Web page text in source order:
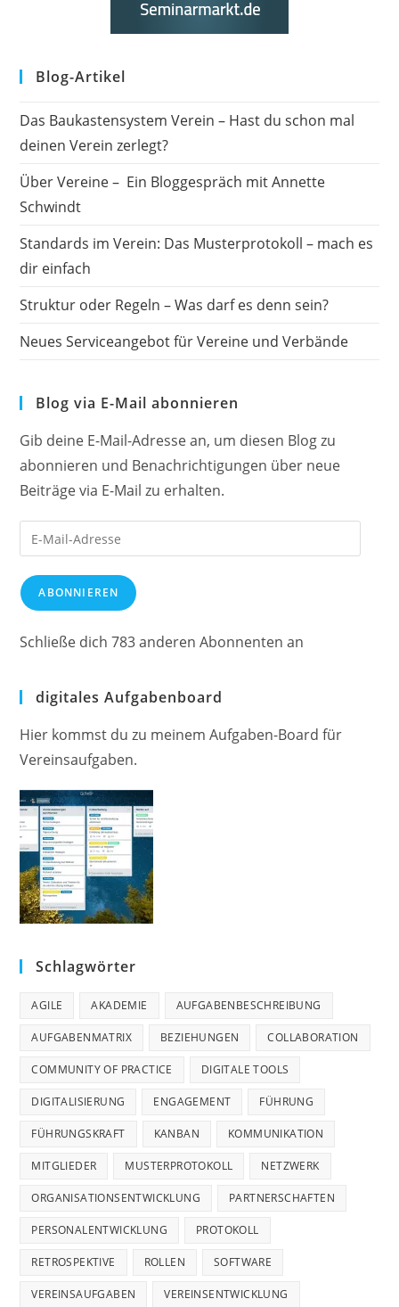
Blog-Artikel
Das Baukastensystem Verein – Hast du schon mal
deinen Verein zerlegt?
Über Vereine – Ein Bloggespräch mit Annette
Schwindt
Standards im Verein: Das Musterprotokoll – mach es
dir einfach
Struktur oder Regeln – Was darf es denn sein?
Neues Serviceangebot für Vereine und Verbände
Blog via E-Mail abonnieren
Gib deine E-Mail-Adresse an, um diesen Blog zu
abonnieren und Benachrichtigungen über neue
Beiträge via E-Mail zu erhalten.
Mail-
Adresse
ABONNIEREN
Schließe dich 783 anderen Abonnenten an
digitales Aufgabenboard
Hier kommst du zu meinem Aufgaben-Board für
Vereinsaufgaben.
Schlagwörter
AGILE AKADEMIE AUFGABENBESCHREIBUNG
AUFGABENMATRIX BEZIEHUNGEN COLLABORATION
COMMUNITY OF PRACTICE DIGITALE TOOLS
DIGITALISIERUNG ENGAGEMENT FÜHRUNG
FÜHRUNGSKRAFT KANBAN KOMMUNIKATION
MITGLIEDER MUSTERPROTOKOLL NETZWERK
ORGANISATIONSENTWICKLUNG PARTNERSCHAFTEN
PERSONALENTWICKLUNG PROTOKOLL
RETROSPEKTIVE ROLLEN SOFTWARE
VEREINSAUFGABEN VEREINSENTWICKLUNG